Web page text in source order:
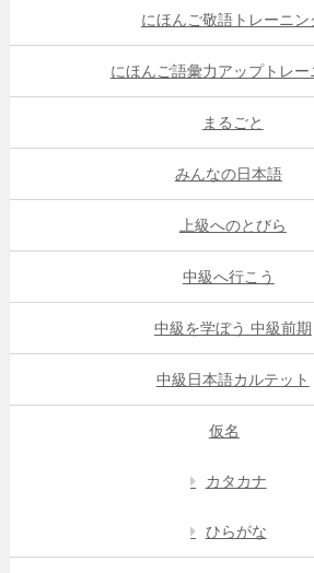
にほんご敬語トレーニン
にほんご語彙力アップトレー
まるごと
みんなの日本語
上級へのとびら
中級へ行こう
中級を学ぼう 中級前期
中級日本語カルテット
仮名
カタカナ
ひらがな